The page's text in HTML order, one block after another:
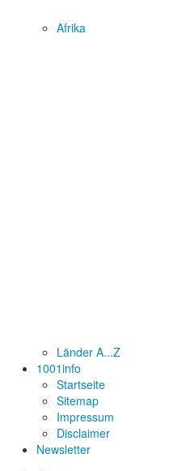
Afrika
Länder A...Z
1001info
Startseite
Sitemap
Impressum
Disclaimer
Newsletter